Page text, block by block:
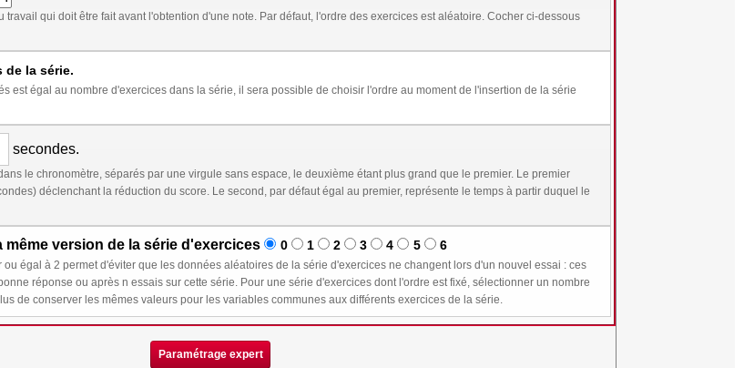
Par défaut, l'ordre des exercices est aléatoire. Cocher ci-dessous
de la série.
dans la série, il sera possible de choisir l'ordre au moment de l'insertion de la série
secondes.
le chronomètre, séparés par une virgule sans espace, le deuxième étant plus grand que le premier. Le premier
Le second, par défaut égal au premier, représente le temps à partir duquel le
même version de la série d'exercices 0 1 2 3 4 5 6
de la série d'exercices ne changent lors d'un nouvel essai : ces
sur cette série. Pour une série d'exercices dont l'ordre est fixé, sélectionner un nombre
n supérieur ou égal à 1 permet de plus de conserver les mêmes valeurs pour les variables communes aux différents exercices de la série.
Paramétrage expert